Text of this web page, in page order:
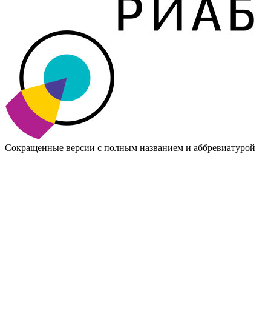
Сокращенные версии с полным названием и аббревиатурой